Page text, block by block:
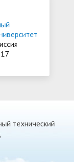
технический